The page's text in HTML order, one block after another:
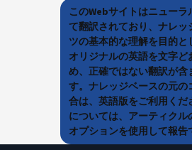
このWebサイトはニュー
て翻訳されており、ナレッ
ツの基本的な理解を目的と
オリジナルの英語を文字ど
め、正確ではない翻訳が含
す。ナレッジベースの元
合は、英語版をご利用くだ
については、アーティク
オプションを使用して報告